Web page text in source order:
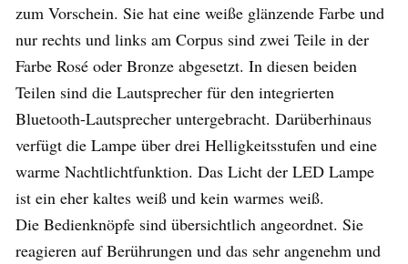
zum Vorschein. Sie hat eine weiße glänzende Farbe und
nur rechts und links am Corpus sind zwei Teile in der
Farbe Rosé oder Bronze abgesetzt. In diesen beiden
Teilen sind die Lautsprecher für den integrierten
Bluetooth-Lautsprecher untergebracht. Darüberhinaus
verfügt die Lampe über drei Helligkeitsstufen und eine
warme Nachtlichtfunktion. Das Licht der LED Lampe
ist ein eher kaltes weiß und kein warmes weiß.
Die Bedienknöpfe sind übersichtlich angeordnet. Sie
reagieren auf Berührungen und das sehr angenehm und